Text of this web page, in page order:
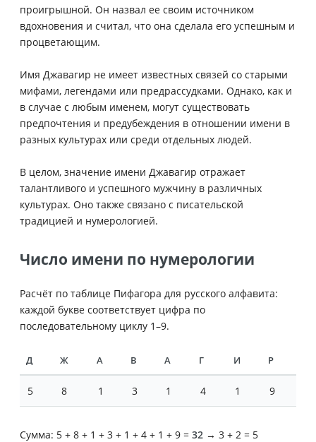
проигрышной. Он назвал ее своим источником
вдохновения и считал, что она сделала его успешным и
процветающим.
Имя Джавагир не имеет известных связей со старыми
мифами, легендами или предрассудками. Однако, как и
в случае с любым именем, могут существовать
предпочтения и предубеждения в отношении имени в
разных культурах или среди отдельных людей.
В целом, значение имени Джавагир отражает
талантливого и успешного мужчину в различных
культурах. Оно также связано с писательской
традицией и нумерологией.
Число имени по нумерологии
Расчёт по таблице Пифагора для русского алфавита:
каждой букве соответствует цифра по
последовательному циклу 1–9.
Д Ж А В А Г И Р
5 8 1 3 1 4 1 9
Сумма: 5 + 8 + 1 + 3 + 1 + 4 + 1 + 9 = 32 → 3 + 2 = 5